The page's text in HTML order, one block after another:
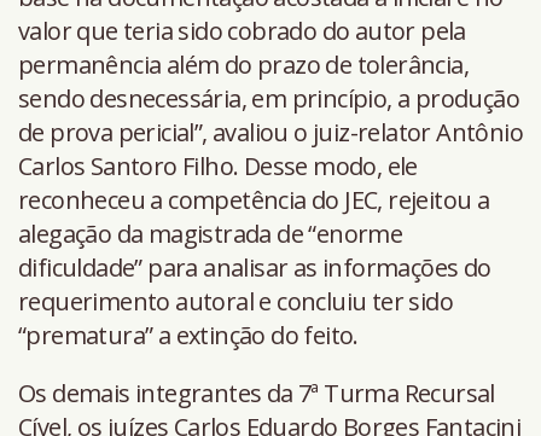
valor que teria sido cobrado do autor pela
permanência além do prazo de tolerância,
sendo desnecessária, em princípio, a produção
de prova pericial”, avaliou o juiz-relator Antônio
Carlos Santoro Filho. Desse modo, ele
reconheceu a competência do JEC, rejeitou a
alegação da magistrada de “enorme
dificuldade” para analisar as informações do
requerimento autoral e concluiu ter sido
“prematura” a extinção do feito.
Os demais integrantes da 7ª Turma Recursal
Cível, os juízes Carlos Eduardo Borges Fantacini